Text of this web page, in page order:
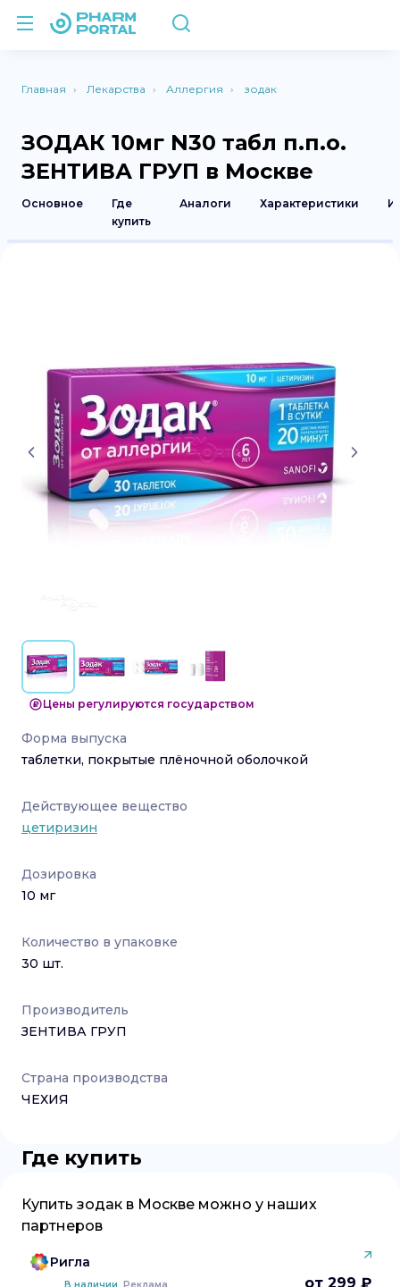
Главная Лекарства Аллергия зодак
ЗОДАК 10мг N30 табл п.п.о.
ЗЕНТИВА ГРУП в Москве
Основное
Где
купить
Аналоги Характеристики
Цены регулируются государством
Форма выпуска
таблетки, покрытые плёночной оболочкой
Действующее вещество
цетиризин
Дозировка
10 мг
Количество в упаковке
30 шт.
Производитель
ЗЕНТИВА ГРУП
Страна производства
ЧЕХИЯ
Где купить
Купить зодак в Москве можно у наших
партнеров
Ригла
от 299 ₽